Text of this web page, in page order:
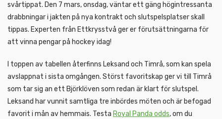
svårtippat. Den 7 mars, onsdag, väntar ett gäng högintressanta
drabbningar i jakten på nya kontrakt och slutspelsplatser skall
tippas. Experten från Ettkrysstvå ger er förutsättningarna för
att vinna pengar på hockey idag!
I toppen av tabellen återfinns Leksand och Timrå, som kan spela
avslappnat i sista omgången. Störst favoritskap ger vi till Timrå
som tar sig an ett Björklöven som redan är klart för slutspel.
Leksand har vunnit samtliga tre inbördes möten och är befogad
favorit i mån av hemmais. Testa Royal Panda odds, om du